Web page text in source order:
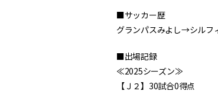
■サッカー歴
グランパスみよし→シル
■出場記録
≪2025シーズン≫
【Ｊ２】30試合0得点